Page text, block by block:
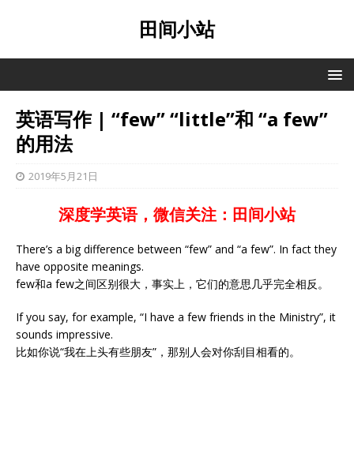
田间小站
英语写作 | “few” “little”和 “a few”
的用法
2019年5月21日
深度学英语，微信关注：田间小站
There’s a big difference between “few” and “a few”. In fact they
have opposite meanings.
few和a few之间区别很大，事实上，它们的意思几乎完全相反。
If you say, for example, “I have a few friends in the Ministry”, it
sounds impressive.
比如你说“我在上头有些朋友”，那别人会对你刮目相看的。